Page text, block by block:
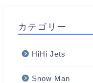
カテゴリー
HiHi Jets
Snow Man